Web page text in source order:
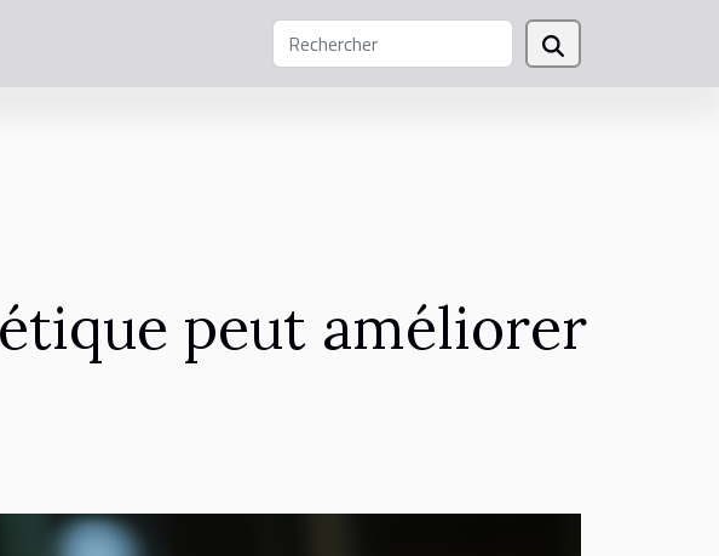
peut améliorer